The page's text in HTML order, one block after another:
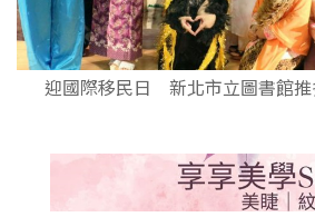
迎國際移民日 新北市立圖書館推